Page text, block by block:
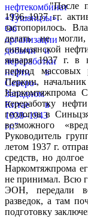
"После
1936–1937 гг.
застопорилось.
делать не
синьцзянской
января 1937 г. в
период массовых
Перкин,
Наркомтяжпрома
переработку
геологов в
возможного
Руководитель
летом 1937 г.
средств, но
Наркомтяжпрома
не принимал. Всю
ЭОН, передали
разведок, а там
подготовку